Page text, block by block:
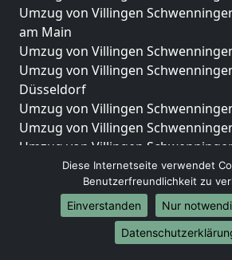
Umzug von Villingen
am Main
Umzug von Villingen
Umzug von Villingen
Düsseldorf
Umzug von Villingen
Umzug von Villingen
Umzug von Villingen
Umzug von Villingen
Umzug von Villingen
Umzug von Villingen
Umzug von Villingen
Umzug von Villingen
Diese Internetseite verwendet
Benutzerfreundlichkeit zu
Einverstanden
Nur